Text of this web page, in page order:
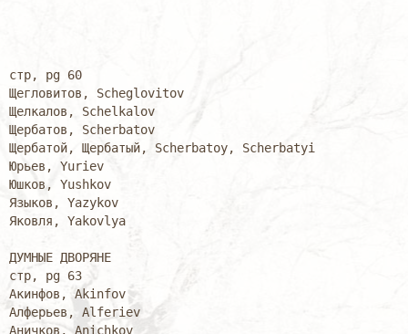
стр, pg 60
Щегловитов, Scheglovitov
Щелкалов, Schelkalov
Щербатов, Scherbatov
Щербатой, Щербатый, Scherbatoy, Scherbatyi
Юрьев, Yuriev
Юшков, Yushkov
Языков, Yazykov
Яковля, Yakovlya
ДУМНЫЕ ДВОРЯНЕ
стр, pg 63
Акинфов, Akinfov
Алферьев, Alferiev
Аничков, Anichkov